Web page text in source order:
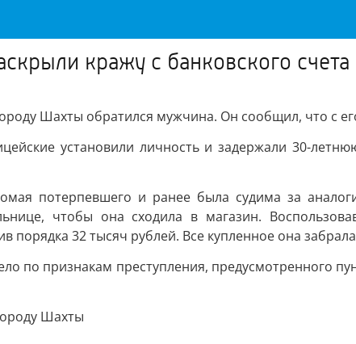
кражу с банковского счета
Шахты обратился мужчина. Он сообщил, что с
установили личность и задержали 30-
потерпевшего и ранее была судима за
чтобы она сходила в магазин.
порядка 32 тысяч рублей. Все купленное она
по признакам преступления, предусмотренного
Шахты